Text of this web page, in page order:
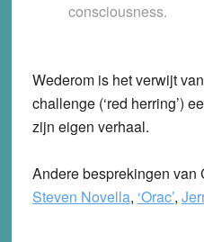
consciousness.
Wederom is het verwijt
challenge (‘red herring’)
zijn eigen verhaal.
Andere besprekingen van
Steven Novella, ‘Orac’,